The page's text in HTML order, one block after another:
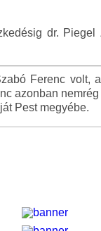
dr. Piegel
Ferenc volt,
azonban
Pest megyébe.